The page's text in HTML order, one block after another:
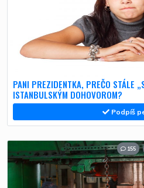
PANI PREZIDENTKA, PREČO STÁLE
ISTANBULSKÝM DOHOVOROM?
Podpíš
155